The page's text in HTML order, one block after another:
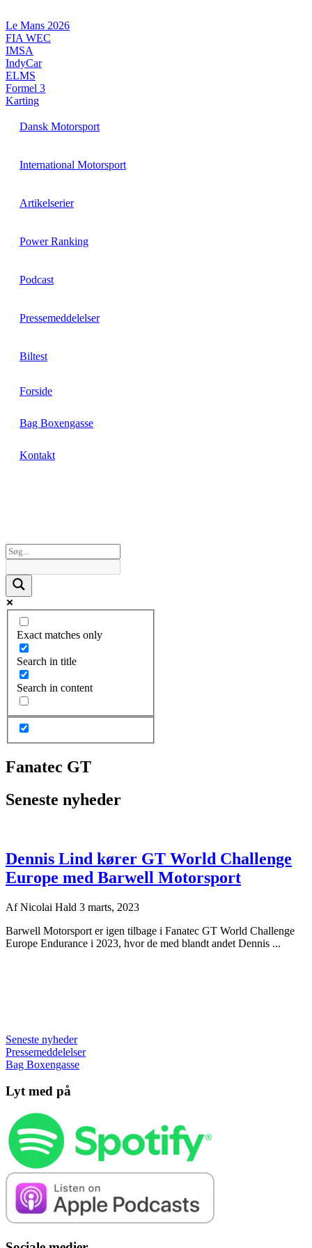
til
indhold
Le Mans 2026
FIA WEC
IMSA
IndyCar
ELMS
Formel 3
Karting
Dansk Motorsport
International Motorsport
Artikelserier
Power Ranking
Podcast
Pressemeddelelser
Biltest
Forside
Bag Boxengasse
Kontakt
Exact matches only
Search in title
Search in content
Fanatec GT
Seneste nyheder
Dennis Lind kører GT World Challenge
Europe med Barwell Motorsport
AfNicolai Hald 3 marts, 2023
Barwell Motorsport er igen tilbage i Fanatec GT World Challenge
Europe Endurance i 2023, hvor de med blandt andet Dennis ...
Seneste nyheder
Pressemeddelelser
Bag Boxengasse
Lyt med på